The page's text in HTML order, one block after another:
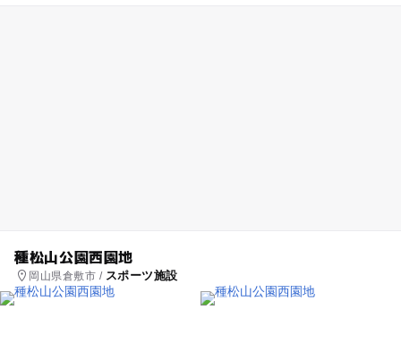
種松山公園西園地
岡山県倉敷市 / スポーツ施設